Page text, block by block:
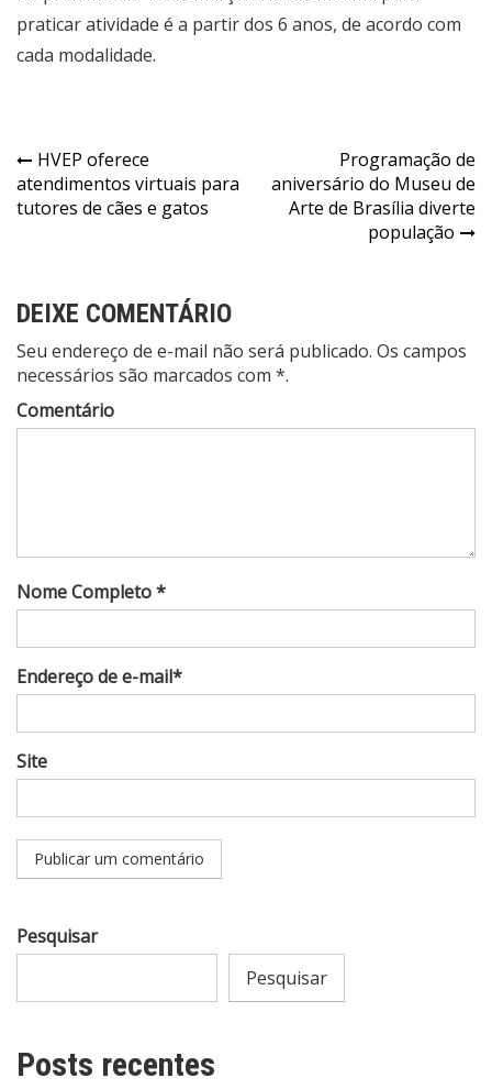
praticar atividade é a partir dos 6 anos, de acordo com
cada modalidade.
Navegação
de
HVEP oferece
atendimentos virtuais para
tutores de cães e gatos
Programação de
aniversário do Museu de
Arte de Brasília diverte
população
DEIXE COMENTÁRIO
Seu endereço de e-mail não será publicado. Os campos
necessários são marcados com *.
Comentário
Nome Completo *
Endereço de e-mail*
Site
Pesquisar
Pesquisar
Posts recentes